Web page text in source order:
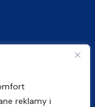
reklamy i